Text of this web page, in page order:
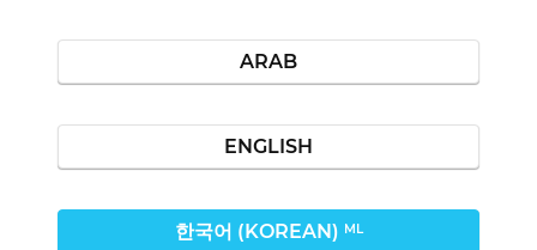
ARAB
ENGLISH
한국어 (KOREAN) ML